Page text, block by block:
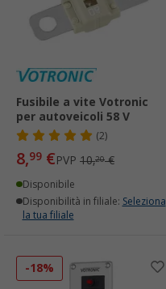
Fusibile a vite Votronic
per autoveicoli 58 V
(2)
8,99 €PVP 10,20€
Disponibile
Disponibilità in filiale: Seleziona
la tua filiale
-18%